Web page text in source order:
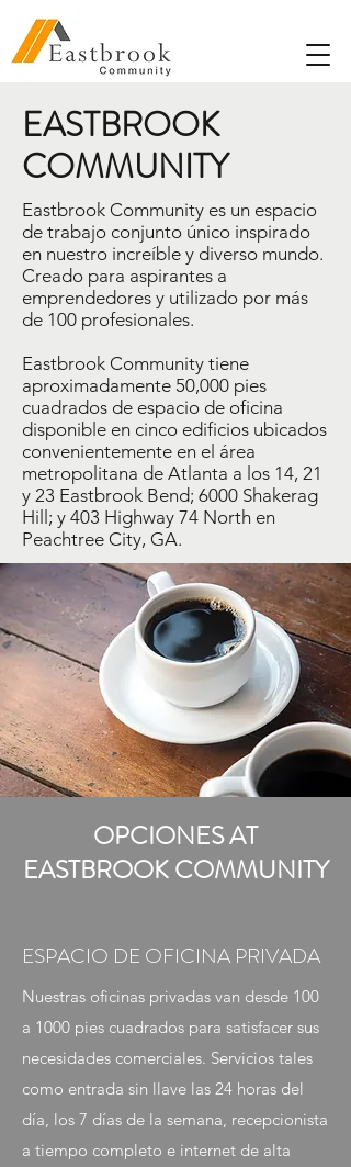
EASTBROOK
COMMUNITY
Eastbrook Community es un espacio
de trabajo conjunto único inspirado
en nuestro increíble y diverso mundo.
Creado para aspirantes a
emprendedores y utilizado por más
de 100 profesionales.
Eastbrook Community tiene
aproximadamente 50,000 pies
cuadrados de espacio de oficina
disponible en cinco edificios ubicados
convenientemente en el área
metropolitana de Atlanta a los 14, 21
y 23 Eastbrook Bend; 6000 Shakerag
Hill; y 403 Highway 74 North en
Peachtree City, GA.
OPCIONES AT
EASTBROOK COMMUNITY
ESPACIO DE OFICINA PRIVADA
Nuestras oficinas privadas van desde 100
a 1000 pies cuadrados para satisfacer sus
necesidades comerciales. Servicios tales
como entrada sin llave las 24 horas del
día, los 7 días de la semana, recepcionista
a tiempo completo e internet de alta